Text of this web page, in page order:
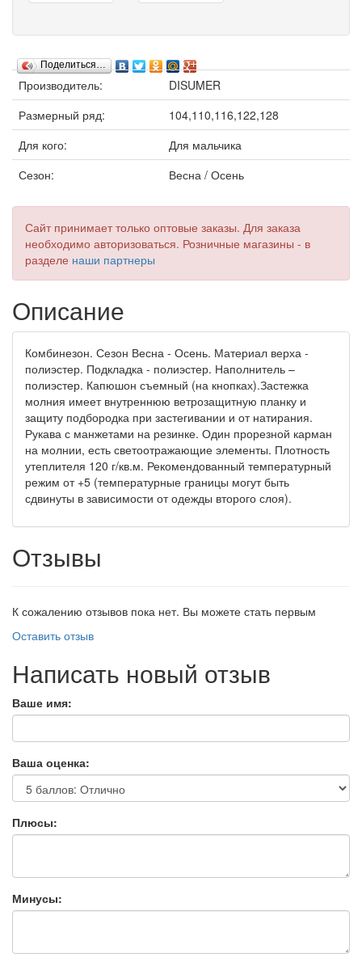
Поделиться…
Производитель:
DISUMER
Размерный ряд:
104,110,116,122,128
Для кого:
Для мальчика
Сезон:
Весна / Осень
Сайт принимает только оптовые заказы. Для заказа
необходимо авторизоваться. Розничные магазины - в
разделе наши партнеры
Описание
Комбинезон. Сезон Весна - Осень. Материал верха -
полиэстер. Подкладка - полиэстер. Наполнитель –
полиэстер. Капюшон съемный (на кнопках).Застежка
молния имеет внутреннюю ветрозащитную планку и
защиту подбородка при застегивании и от натирания.
Рукава с манжетами на резинке. Один прорезной карман
на молнии, есть светоотражающие элементы. Плотность
утеплителя 120 г/кв.м. Рекомендованный температурный
режим от +5 (температурные границы могут быть
сдвинуты в зависимости от одежды второго слоя).
Отзывы
К сожалению отзывов пока нет. Вы можете стать первым
Оставить отзыв
Написать новый отзыв
Ваше имя:
Ваша оценка:
Плюсы:
Минусы: